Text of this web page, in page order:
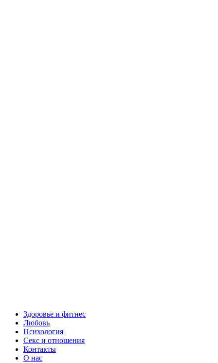
Здоровье и фитнес
Любовь
Психология
Секс и отношения
Контакты
О нас